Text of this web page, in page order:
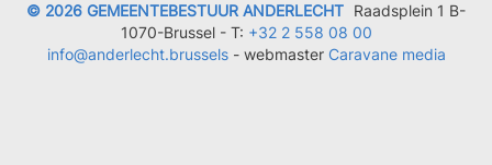
© 2026 GEMEENTEBESTUUR ANDERLECHT Raadsplein 1 B-
1070-Brussel - T: +32 2 558 08 00
info@anderlecht.brussels- webmaster Caravane media